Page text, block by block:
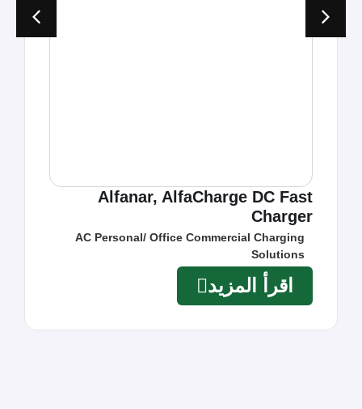
Alfanar, AlfaCharge DC Fast
Charger
AC Personal/ Office Commercial Charging
Solutions
اقرأ المزيد